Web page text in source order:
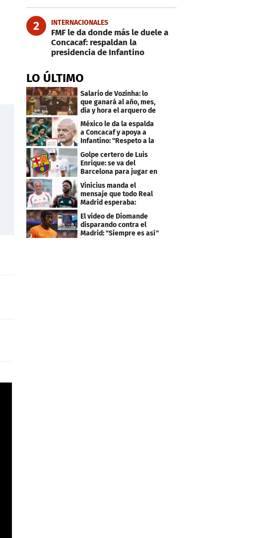
2 INTERNACIONALES
FMF le da donde más le duele a
Concacaf: respaldan la
presidencia de Infantino
LO ÚLTIMO
Salario de Vozinha: lo
que ganará al año, mes,
día y hora el arquero de
Cabo Verde
México le da la espalda
a Concacaf y apoya a
Infantino: "Respeto a la
gobernanza"
Golpe certero de Luis
Enrique: se va del
Barcelona para jugar en
el PSG
Vinicius manda el
mensaje que todo Real
Madrid esperaba:
"Mourinho..."
El video de Diomande
disparando contra el
Madrid: "Siempre es así"